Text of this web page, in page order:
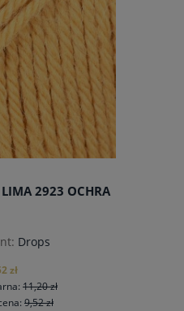
2923 OCHRA
Drops
zł
11,20 zł
9,52 zł